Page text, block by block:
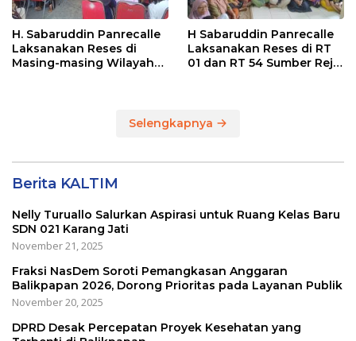
H. Sabaruddin Panrecalle
Laksanakan Reses di
Masing-masing Wilayah
H Sabaruddin Panrecalle
Laksanakan Reses di RT
01 dan RT 54 Sumber Rejo
Selengkapnya
Berita KALTIM
Nelly Turuallo Salurkan Aspirasi untuk Ruang Kelas Baru
SDN 021 Karang Jati
November 21, 2025
Fraksi NasDem Soroti Pemangkasan Anggaran
Balikpapan 2026, Dorong Prioritas pada Layanan Publik
November 20, 2025
DPRD Desak Percepatan Proyek Kesehatan yang